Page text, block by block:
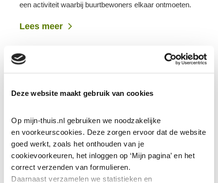
Deze website maakt gebruik van cookies
Op mijn-thuis.nl gebruiken we noodzakelijke
en voorkeurscookies. Deze zorgen ervoor dat de website
goed werkt, zoals het onthouden van je
cookievoorkeuren, het inloggen op ‘Mijn pagina’ en het
correct verzenden van formulieren.
Daarnaast verzamelen we statistieken en
een activiteit waarbij buurtbewoners elkaar ontmoeten.
Lees meer